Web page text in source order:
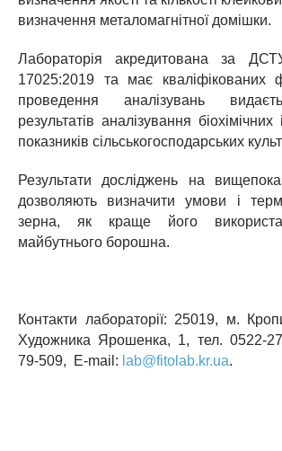
визначення металомагнітної домішки.
Лабораторія акредитована за
17025:2019 та має кваліфікованих
проведення аналізувань
результатів аналізування біохімічних
показників сільськогосподарських
Результати досліджень на
дозволяють визначити умови і
зерна, як краще його
майбутнього борошна.
Контакти лабораторії: 25019, м.
Художника Ярошенка, 1, тел. 0522-
79-509, E-mail: lab@fitolab.kr.ua.